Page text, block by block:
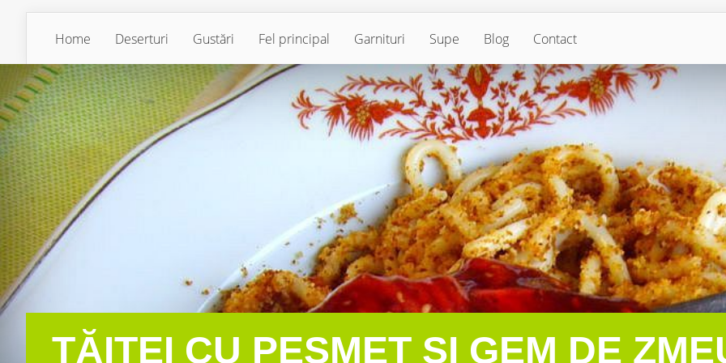
Home Deserturi Gustări Fel principal Garnituri Supe Blog Contact
TĂIȚEI CU PESMET ȘI GEM DE